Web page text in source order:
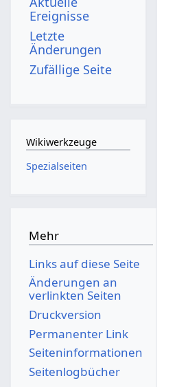
Ereignisse
Letzte
Änderungen
Zufällige Seite
Wikiwerkzeuge
Spezialseiten
Mehr
Links auf diese Seite
Änderungen an
verlinkten Seiten
Druckversion
Permanenter Link
Seiten­­informationen
Seitenlogbücher